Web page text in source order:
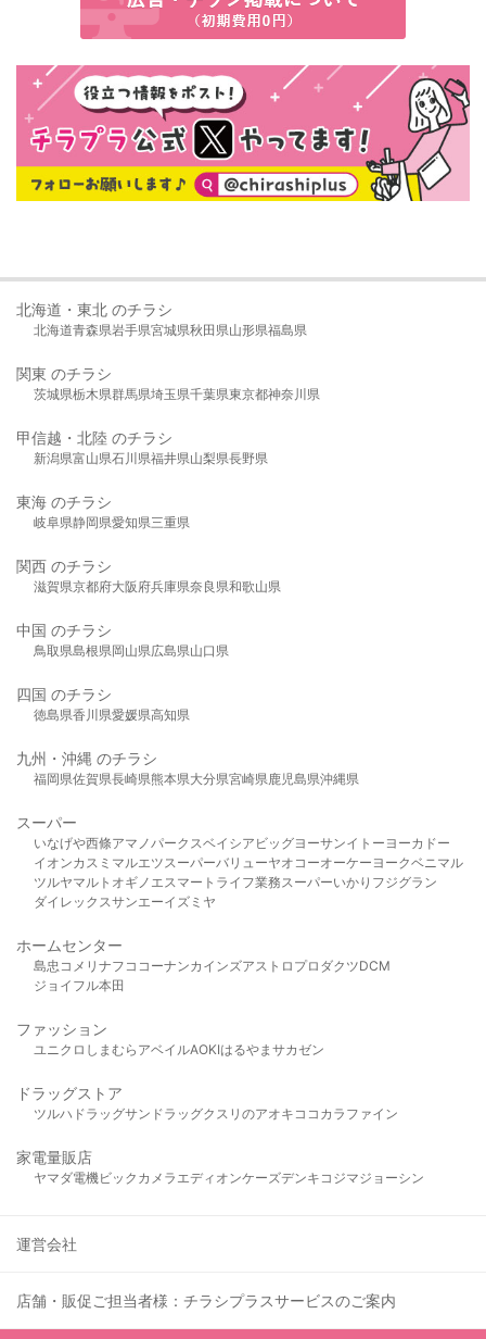
北海道・東北 のチラシ
北海道青森県岩手県宮城県秋田県山形県福島県
関東 のチラシ
茨城県栃木県群馬県埼玉県千葉県東京都神奈川県
甲信越・北陸 のチラシ
新潟県富山県石川県福井県山梨県長野県
東海 のチラシ
岐阜県静岡県愛知県三重県
関西 のチラシ
滋賀県京都府大阪府兵庫県奈良県和歌山県
中国 のチラシ
鳥取県島根県岡山県広島県山口県
四国 のチラシ
徳島県香川県愛媛県高知県
九州・沖縄 のチラシ
福岡県佐賀県長崎県熊本県大分県宮崎県鹿児島県沖縄県
スーパー
いなげや西條アマノパークスベイシア ビッグヨーサンイトーヨーカドー
イオンカスミ マルエツスーパーバリューヤオコーオーケー ヨークベニマル
ツルヤマルト オギノ エスマート ライフ業務スーパーいかり フジグラン
ダイレックスサンエーイズミヤ
ホームセンター
島忠 コメリ ナフコ コーナンカインズアストロプロダクツDCM
ジョイフル本田
ファッション
ユニクロ しまむら アベイルAOKIはるやま サカゼン
ドラッグストア
ツルハドラッグサンドラッグクスリのアオキ ココカラファイン
家電量販店
ヤマダ電機ビックカメラ エディオンケーズデンキ コジマジョーシン
運営会社
店舗・販促ご担当者様：チラシプラスサービスのご案内